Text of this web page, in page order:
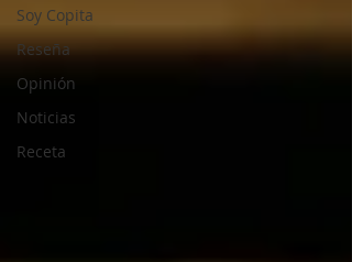
Soy Copita
Reseña
Opinión
Noticias
Receta